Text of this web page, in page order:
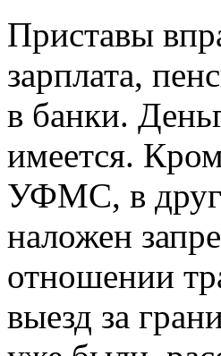
Приставы
зарплата,
в банки.
имеется.
УФМС, в
наложен
отношении
выезд за